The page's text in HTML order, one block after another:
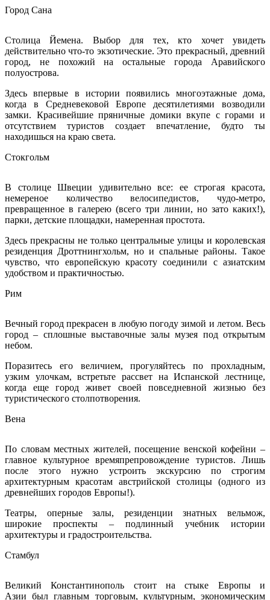
Город Сана
Столица Йемена. Выбор для тех, кто хочет увидеть
действительно что-то экзотические. Это прекрасный, древний
город, не похожий на остальные города Аравийского
полуострова.
Здесь впервые в истории появились многоэтажные дома,
когда в Средневековой Европе десятилетиями возводили
замки. Красивейшие пряничные домики вкупе с горами и
отсутствием туристов создает впечатление, будто ты
находишься на краю света.
Стокгольм
В столице Швеции удивительно все: ее строгая красота,
немереное количество велосипедистов, чудо-метро,
превращенное в галерею (всего три линии, но зато каких!),
парки, детские площадки, намеренная простота.
Здесь прекрасны не только центральные улицы и королевская
резиденция Дроттнингхольм, но и спальные районы. Такое
чувство, что европейскую красоту соединили с азиатским
удобством и практичностью.
Рим
Вечный город прекрасен в любую погоду зимой и летом. Весь
город – сплошные выставочные залы музея под открытым
небом.
Поразитесь его величием, прогуляйтесь по прохладным,
узким улочкам, встретьте рассвет на Испанской лестнице,
когда еще город живет своей повседневной жизнью без
туристического столпотворения.
Вена
По словам местных жителей, посещение венской кофейни –
главное культурное времяпрепровождение туристов. Лишь
после этого нужно устроить экскурсию по строгим
архитектурным красотам австрийской столицы (одного из
древнейших городов Европы!).
Театры, оперные залы, резиденции знатных вельмож,
широкие проспекты – подлинный учебник истории
архитектуры и градостроительства.
Стамбул
Великий Константинополь стоит на стыке Европы и
Азии был главным торговым, культурным, экономическим